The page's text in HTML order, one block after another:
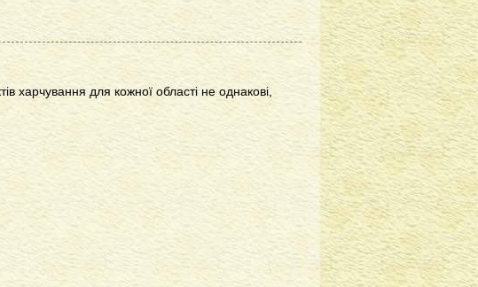
харчування для кожної області не однакові,